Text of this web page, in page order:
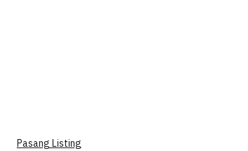
Pasang Listing